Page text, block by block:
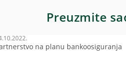
Preuzmite
na planu bankoosiguranja